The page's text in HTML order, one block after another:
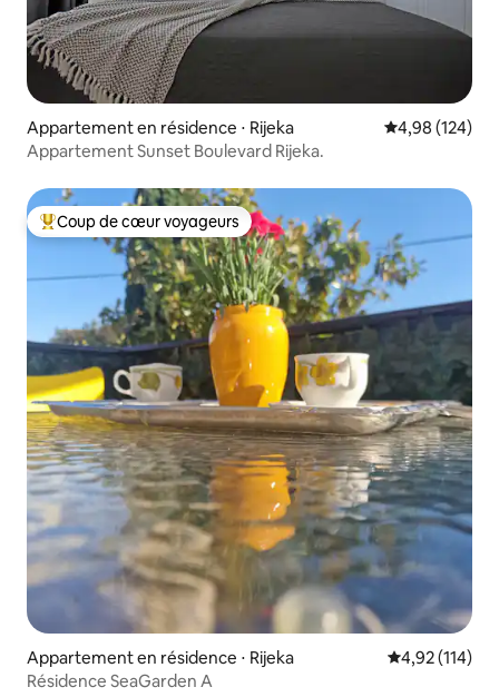
Appartement en résidence ⋅ Rijeka Évaluation
4,98 (124)
Appartement Sunset Boulevard Rijeka.
Coups de cœur voyageurs les plus appréciés
Coup de cœur voyageurs
Appartement en résidence ⋅ Rijeka Évaluation
4,92 (114)
Résidence SeaGarden A